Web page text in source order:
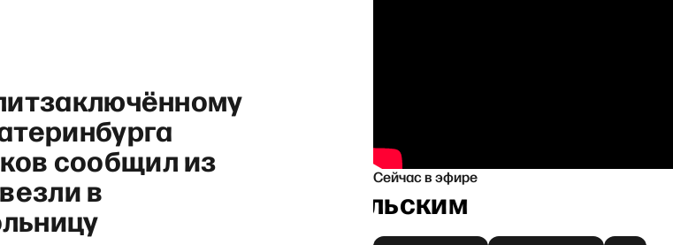
сообщил из
в Сейчас в эфире
с Матвеем Ганапольским